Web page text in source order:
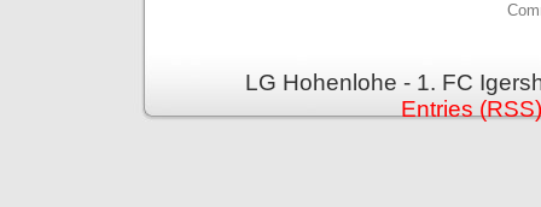
LG Hohenlohe - 1. FC
Entries (RSS)